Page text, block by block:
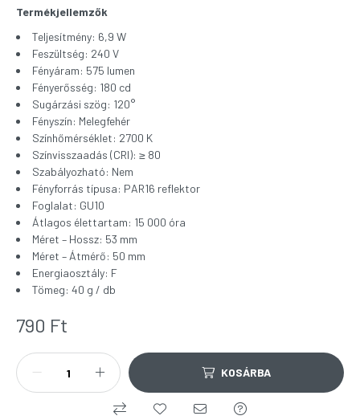
Termékjellemzők
Teljesítmény: 6,9 W
Feszültség: 240 V
Fényáram: 575 lumen
Fényerősség: 180 cd
Sugárzási szög: 120°
Fényszín: Melegfehér
Színhőmérséklet: 2700 K
Színvisszaadás (CRI): ≥ 80
Szabályozható: Nem
Fényforrás típusa: PAR16 reflektor
Foglalat: GU10
Átlagos élettartam: 15 000 óra
Méret – Hossz: 53 mm
Méret – Átmérő: 50 mm
Energiaosztály: F
Tömeg: 40 g / db
790 Ft
KOSÁRBA